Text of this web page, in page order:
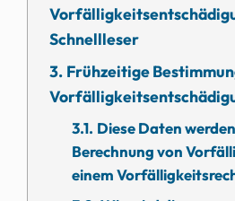
Schnellleser
Frühzeitige
Diese Daten
Berechnung von
einem